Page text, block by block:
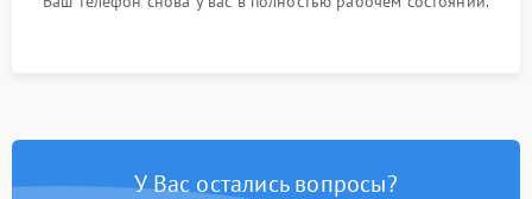
У Вас остались вопросы?